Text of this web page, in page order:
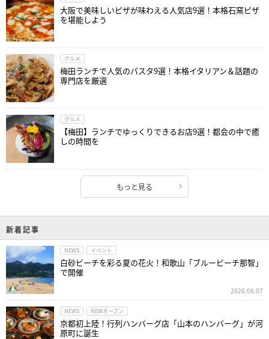
大阪で美味しいピザが味わえる人気店9選！本格石窯ピザ
を堪能しよう
グルメ
梅田ランチで人気のパスタ9選！本格イタリアン＆話題の
専門店を厳選
グルメ
【梅田】ランチでゆっくりできるお店9選！都会の中で癒
しの時間を
もっと見る
新着記事
NEWS イベント
白砂ビーチを彩る夏の花火！和歌山「ブルービーチ那智」
で開催
2026.08.07
NEWS NEWオープン
京都初上陸！行列ハンバーグ店「山本のハンバーグ」が河
原町に誕生